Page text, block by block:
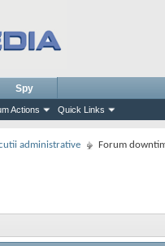
Actions Quick Links
Spy
administrative Forum